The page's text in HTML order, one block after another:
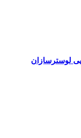
لوسترسازان